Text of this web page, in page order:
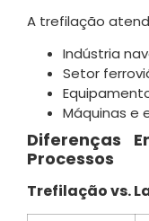
A trefilação
Indústria
Setor
Máquinas e
Diferenças
Processos
Trefilação vs.